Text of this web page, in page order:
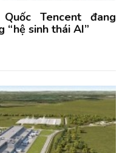
Tencent đang
“hệ sinh thái AI”